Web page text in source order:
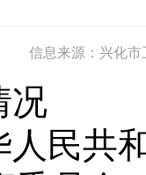
信息来源：兴化市
况
人民共